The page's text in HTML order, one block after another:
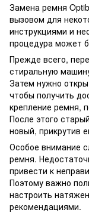
Замена ремня
вызовом для
инструкциями и
процедура может
Прежде всего,
стиральную
Затем нужно
чтобы получить
крепление ремня,
После этого
новый, прикрутив
Особое внимание
ремня.
привести к
Поэтому важно
настроить
рекомендациями.